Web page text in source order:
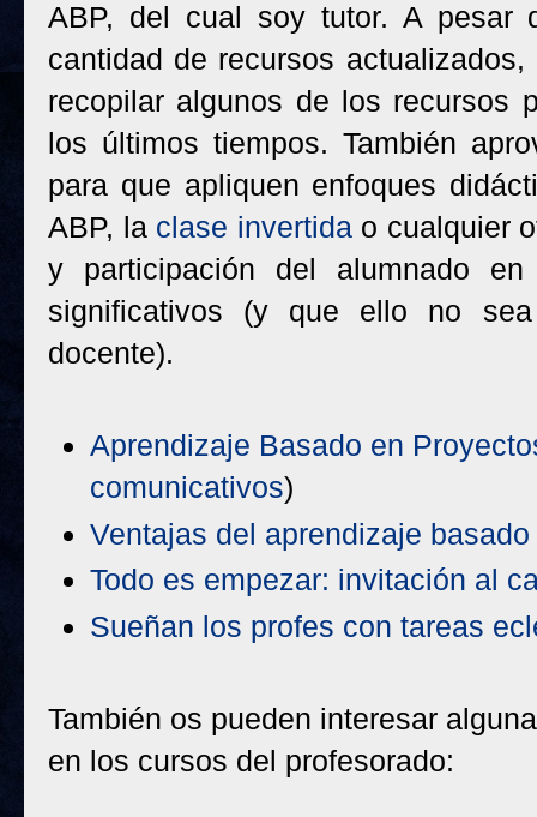
ABP, del cual soy tutor. A
cantidad de recursos
recopilar algunos de los recursos
los últimos tiempos. También
para que apliquen enfoques
ABP, la clase invertidao cualquier
y participación del alumnado
significativos (y que ello no
docente).
Aprendizaje Basado en
comunicativos)
Ventajas del aprendizaje
Todo es empezar: invitación al
Sueñan los profes con tareas
También os pueden interesar
en los cursos del profesorado: